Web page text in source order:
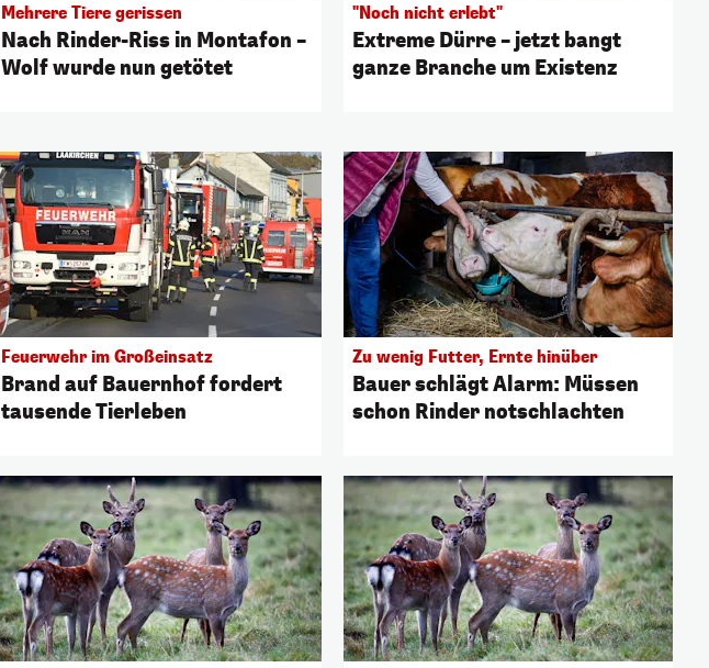
Mehrere Tiere gerissen
Nach Rinder-Riss in Montafon –
Wolf wurde nun getötet
"Noch nicht erlebt"
Extreme Dürre – jetzt bangt
ganze Branche um Existenz
Feuerwehr im Großeinsatz
Brand auf Bauernhof fordert
tausende Tierleben
Zu wenig Futter, Ernte hinüber
Bauer schlägt Alarm: Müssen
schon Rinder notschlachten